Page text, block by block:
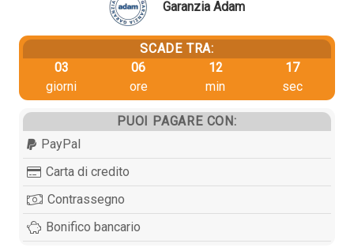
Garanzia Adam
SCADE TRA:
03
giorni
06
ore
12
min
16
sec
PUOI PAGARE CON:
PayPal
Carta di credito
Contrassegno
Bonifico bancario